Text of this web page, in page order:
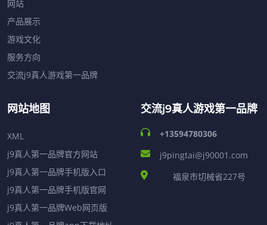
网站
产品展示
游戏文化
服务方向
交流j9真人游戏第一品牌
网站地图
XML
j9真人第一品牌官方网站
j9真人第一品牌手机版入口
j9真人第一品牌手机版官网
j9真人第一品牌Web网页版
交流j9真人游戏第一品牌
+13594780306
j9pingtai@j90001.com
福泉市切械省227号